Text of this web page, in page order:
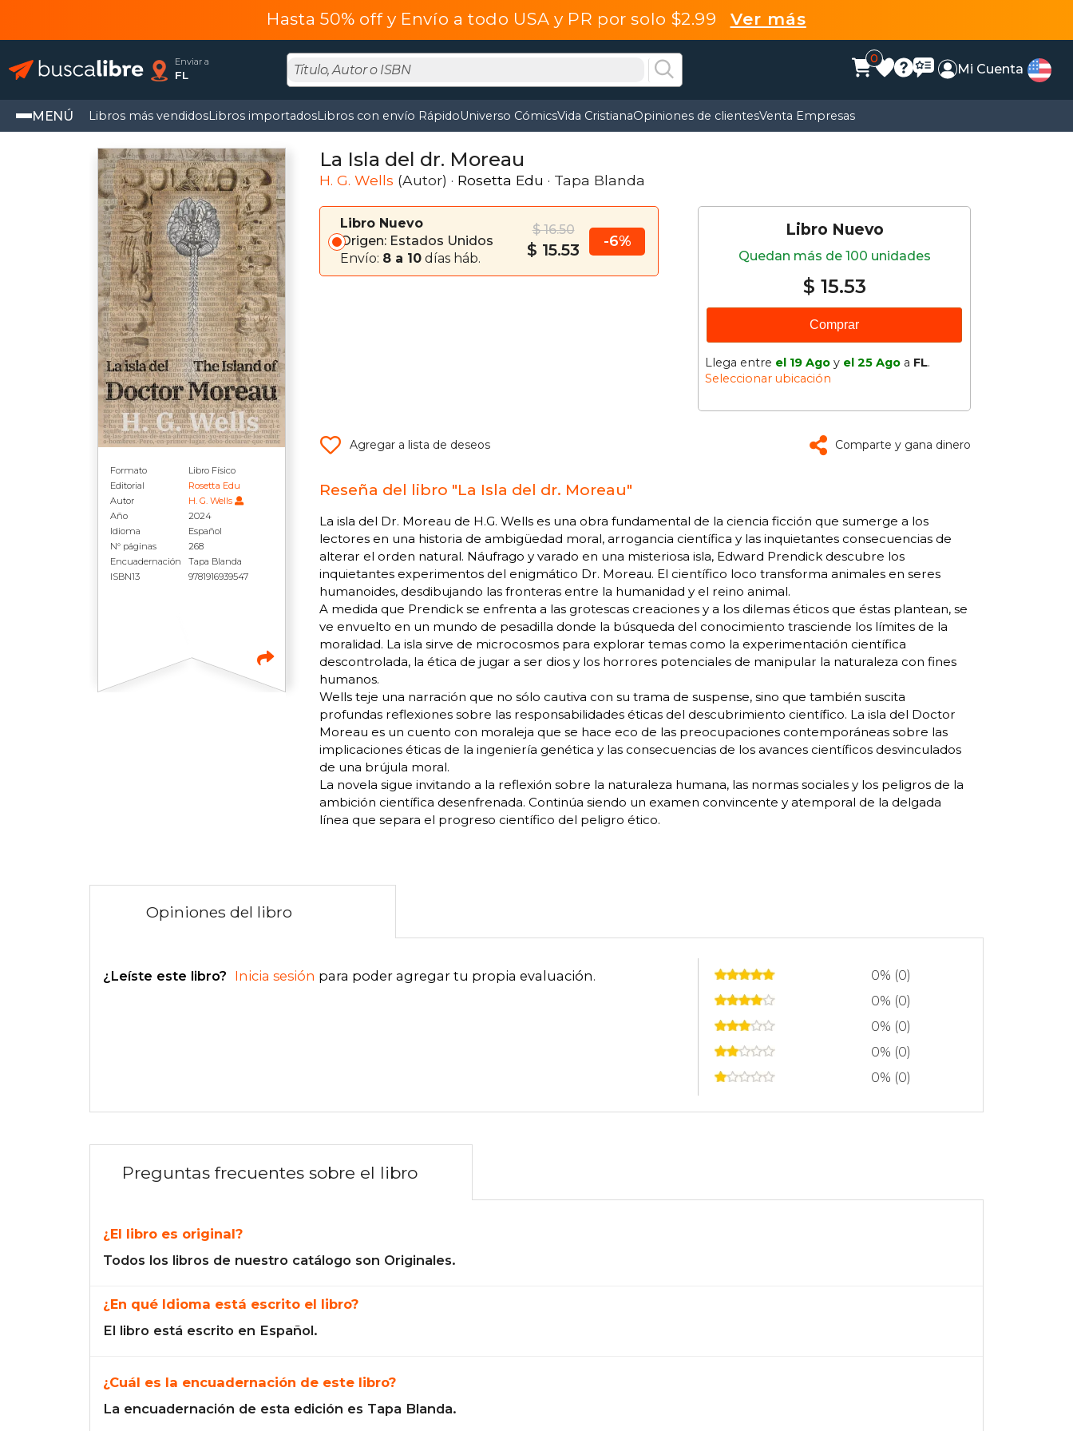
Hasta 50% off y Envío a todo USA y PR por solo $2.99 Ver más
Enviar a
FL
0
Mi Cuenta
MENÚ Libros más vendidosLibros importadosLibros con envío RápidoUniverso CómicsVida CristianaOpiniones de clientesVenta Empresas
Formato
Libro Físico
Editorial
Rosetta Edu
Autor
H. G. Wells
Año
2024
Idioma
Español
N° páginas
268
Encuadernación
Tapa Blanda
ISBN13
9781916939547
La Isla del dr. Moreau
H. G. Wells (Autor) · Rosetta Edu · Tapa Blanda
Libro Nuevo
Origen: Estados Unidos
Envío: 8 a 10 días háb.
$ 16.50
$ 15.53 -6%
Libro Nuevo
Quedan más de 100 unidades
$ 15.53
Comprar
Llega entre el 19 Ago y el 25 Ago a FL.
Seleccionar ubicación
Agregar a lista de deseos Comparte y gana dinero
Reseña del libro "La Isla del dr. Moreau"
La isla del Dr. Moreau de H.G. Wells es una obra fundamental de la ciencia ficción que sumerge a los
lectores en una historia de ambigüedad moral, arrogancia científica y las inquietantes consecuencias de
alterar el orden natural. Náufrago y varado en una misteriosa isla, Edward Prendick descubre los
inquietantes experimentos del enigmático Dr. Moreau. El científico loco transforma animales en seres
humanoides, desdibujando las fronteras entre la humanidad y el reino animal.
A medida que Prendick se enfrenta a las grotescas creaciones y a los dilemas éticos que éstas plantean, se
ve envuelto en un mundo de pesadilla donde la búsqueda del conocimiento trasciende los límites de la
moralidad. La isla sirve de microcosmos para explorar temas como la experimentación científica
descontrolada, la ética de jugar a ser dios y los horrores potenciales de manipular la naturaleza con fines
humanos.
Wells teje una narración que no sólo cautiva con su trama de suspense, sino que también suscita
profundas reflexiones sobre las responsabilidades éticas del descubrimiento científico. La isla del Doctor
Moreau es un cuento con moraleja que se hace eco de las preocupaciones contemporáneas sobre las
implicaciones éticas de la ingeniería genética y las consecuencias de los avances científicos desvinculados
de una brújula moral.
La novela sigue invitando a la reflexión sobre la naturaleza humana, las normas sociales y los peligros de la
ambición científica desenfrenada. Continúa siendo un examen convincente y atemporal de la delgada
línea que separa el progreso científico del peligro ético.
Opiniones del libro
¿Leíste este libro? Inicia sesión para poder agregar tu propia evaluación.
0% (0)
0% (0)
0% (0)
0% (0)
0% (0)
Preguntas frecuentes sobre el libro
¿El libro es original?
Todos los libros de nuestro catálogo son Originales.
¿En qué Idioma está escrito el libro?
El libro está escrito en Español.
¿Cuál es la encuadernación de este libro?
La encuadernación de esta edición es Tapa Blanda.